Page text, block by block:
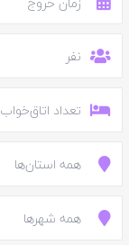
نفر
تعداد اتاق‌خواب
همه استان‌ها
همه شهرها